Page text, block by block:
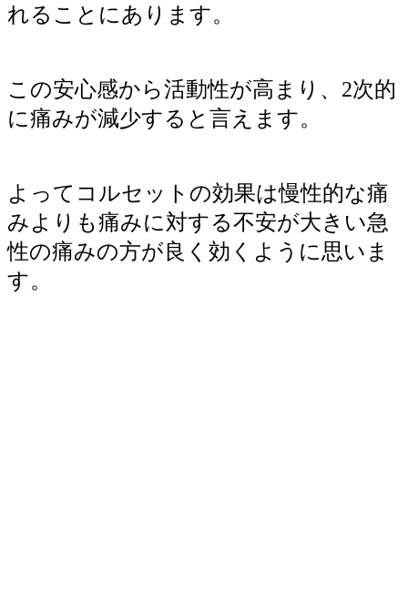
れることにあります。
この安心感から活動性が高まり、2次的
に痛みが減少すると言えます。
よってコルセットの効果は慢性的な痛
みよりも痛みに対する不安が大きい急
性の痛みの方が良く効くように思いま
す。